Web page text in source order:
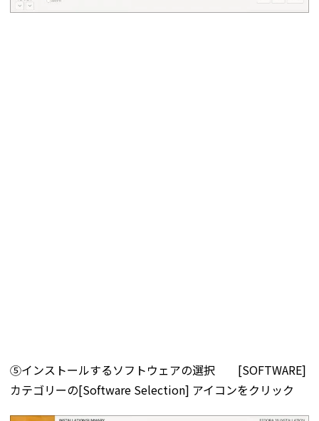
⑤インストールするソフトウェアの選択 [SOFTWARE]
カテゴリーの[Software Selection] アイコンをクリック